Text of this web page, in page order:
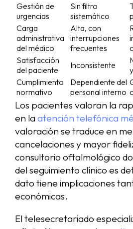
Gestión de
urgencias
Sin filtro
sistemático
Carga
administrativa
del médico
Alta, con
interrupciones
frecuentes
Satisfacción
del paciente
Inconsistente
Cumplimiento
normativo
Dependiente del
personal interno
Los pacientes valoran la
en laatención telefónica
valoración se traduce en
cancelaciones y mayor
consultorio oftalmológico
del seguimiento clínico es
dato tiene implicaciones
económicas.
El telesecretariado